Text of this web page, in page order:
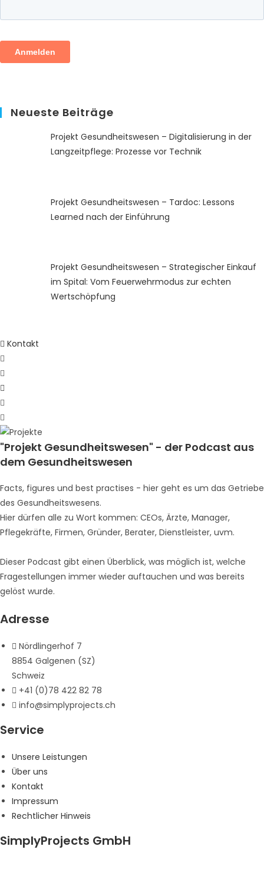
Neueste Beiträge
Projekt Gesundheitswesen – Digitalisierung in der
Langzeitpflege: Prozesse vor Technik
Projekt Gesundheitswesen – Tardoc: Lessons
Learned nach der Einführung
Projekt Gesundheitswesen – Strategischer Einkauf
im Spital: Vom Feuerwehrmodus zur echten
Wertschöpfung
Kontakt
"Projekt Gesundheitswesen" - der Podcast aus
dem Gesundheitswesen
Facts, figures und best practises - hier geht es um das Getriebe
des Gesundheitswesens.
Hier dürfen alle zu Wort kommen: CEOs, Ärzte, Manager,
Pflegekräfte, Firmen, Gründer, Berater, Dienstleister, uvm.
Dieser Podcast gibt einen Überblick, was möglich ist, welche
Fragestellungen immer wieder auftauchen und was bereits
gelöst wurde.
Adresse
Nördlingerhof 7
8854 Galgenen (SZ)
Schweiz
+41 (0)78 422 82 78
info@simplyprojects.ch
Service
Unsere Leistungen
Über uns
Kontakt
Impressum
Rechtlicher Hinweis
SimplyProjects GmbH